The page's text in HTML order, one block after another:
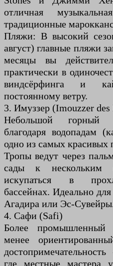
отличная
традиционные
Пляжи: В высокий
август) главные пляжи
месяцы вы
практически в
виндсёрфинга и
постоянному ветру.
3. Имуззер (Imouzzer des
Небольшой горный
благодаря водопадам
одно из самых красивых
Тропы ведут через
сады к нескольким
искупаться в
бассейнах. Идеально
Агадира или Эс-
4. Сафи (Safi)
Более промышленный
менее
где местные мастера